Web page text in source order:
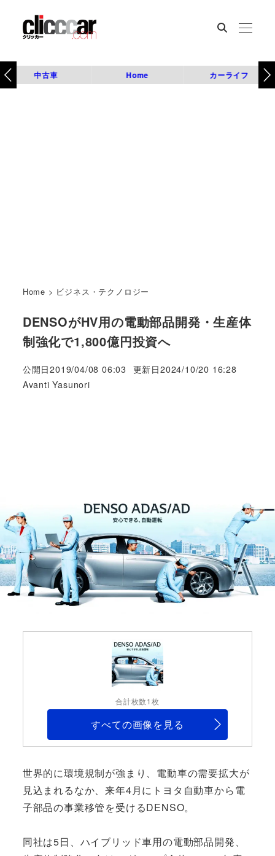
中古車 Home カーライフ
Home > ビジネス・テクノロジー
DENSOがHV用の電動部品開発・生産体
制強化で1,800億円投資へ
公開日2019/04/08 06:03 更新日2024/10/20 16:28
著
Avanti Yasunori
合計枚数1枚
すべての画像を見る
世界的に環境規制が強まり、電動車の需要拡大が
見込まれるなか、来年4月にトヨタ自動車から電
子部品の事業移管を受けるDENSO。
同社は5日、ハイブリッド車用の電動部品開発、